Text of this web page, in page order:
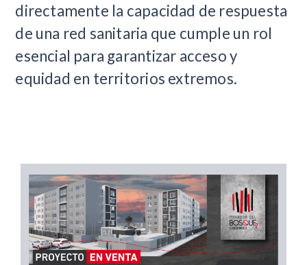
directamente la capacidad de respuesta
de una red sanitaria que cumple un rol
esencial para garantizar acceso y
equidad en territorios extremos.